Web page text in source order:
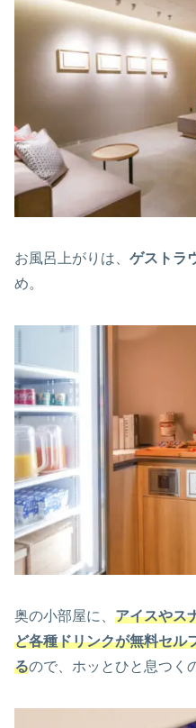
お風呂上がりは、 ゲストラ
め。
奥の小部屋に、 アイスやス
ど各種ドリンクが無料セル
るので、ホッとひと息つく